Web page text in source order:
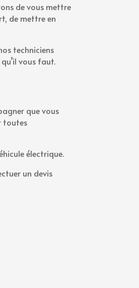
de vous mettre
de mettre en
techniciens
vous faut.
que vous
toutes
électrique.
un devis